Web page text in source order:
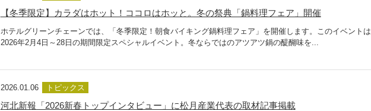
【冬季限定】カラダはホット！ココロはホッと。冬の祭典「鍋料理フェア」開催
ホテルグリーンチェーンでは、「冬季限定！朝食バイキング鍋料理フェア」を開催します。このイベントは
2026年2月4日～28日の期間限定スペシャルイベント。冬ならではのアツアツ鍋の醍醐味を...
2026.01.06 トピックス
河北新報「2026新春トップインタビュー」に松月産業代表の取材記事掲載